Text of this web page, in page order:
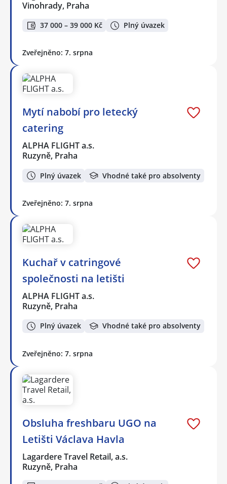
Vinohrady, Praha
37 000 – 39 000 Kč Plný úvazek
Zveřejněno: 7. srpna
Mytí nabobí pro letecký
catering
ALPHA FLIGHT a.s.
Ruzyně, Praha
Plný úvazek Vhodné také pro absolventy
Zveřejněno: 7. srpna
Kuchař v catringové
společnosti na letišti
ALPHA FLIGHT a.s.
Ruzyně, Praha
Plný úvazek Vhodné také pro absolventy
Zveřejněno: 7. srpna
Obsluha freshbaru UGO na
Letišti Václava Havla
Lagardere Travel Retail, a.s.
Ruzyně, Praha